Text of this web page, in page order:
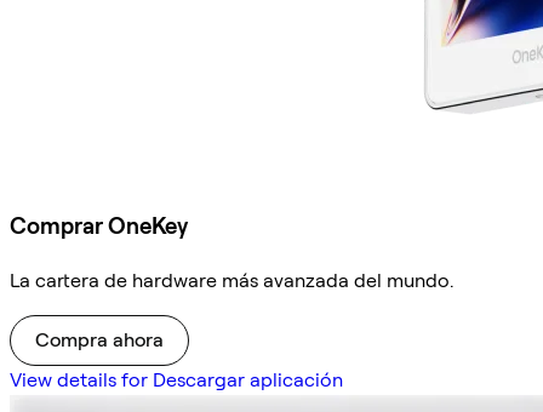
Comprar OneKey
La cartera de hardware más avanzada del mundo.
Compra ahora
View details for Descargar aplicación